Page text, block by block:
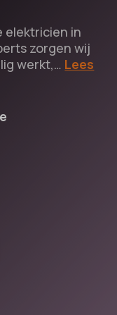
elektricien in
zorgen wij
werkt,… Lees